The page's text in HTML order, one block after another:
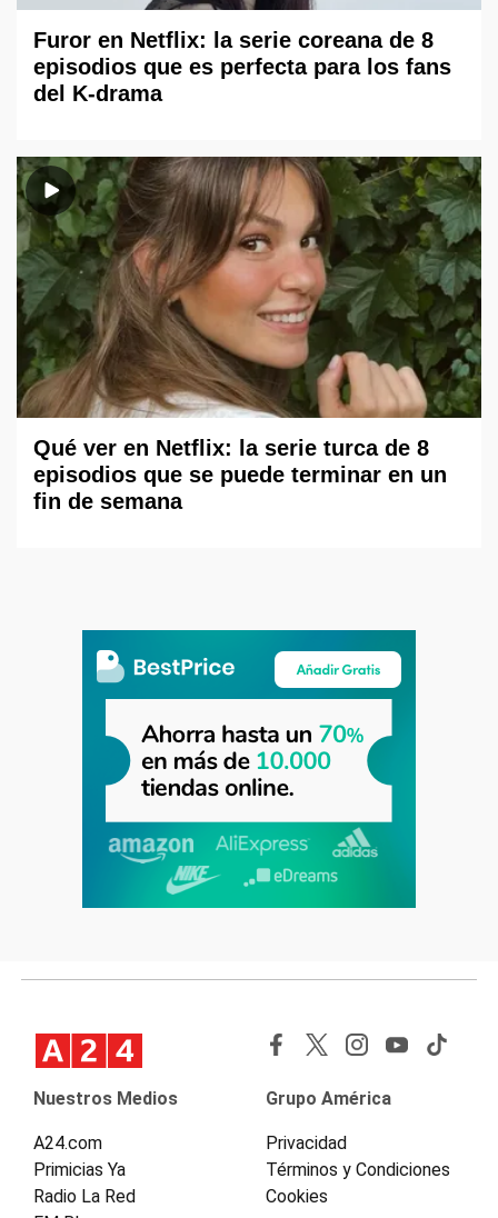
Furor en Netflix: la serie coreana de 8
episodios que es perfecta para los fans
del K-drama
Qué ver en Netflix: la serie turca de 8
episodios que se puede terminar en un
fin de semana
Nuestros Medios
A24.com
Primicias Ya
Radio La Red
Grupo América
Privacidad
Términos y Condiciones
Cookies